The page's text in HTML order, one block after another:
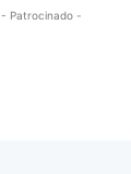
- Patrocinado -